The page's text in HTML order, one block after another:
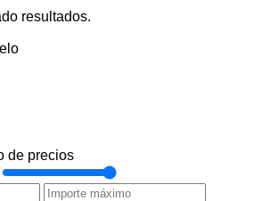
resultados.
de precios